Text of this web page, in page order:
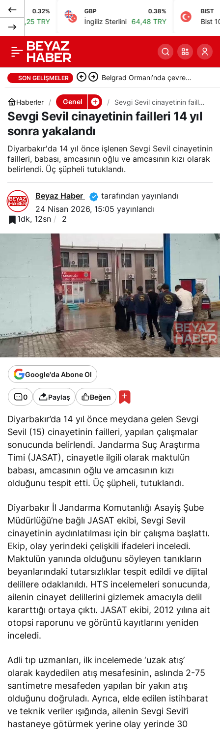
0.32% GBP
İngiliz Sterlini 64,48 TRY
BIST
Bist 100
SON GELIŞMELER Belgrad Ormanı’nda çevre
Haberler Genel
Sevgi Sevil cinayetinin failleri
14 yıl sonra yakalandı
Sevgi Sevil cinayetinin failleri 14 yıl
sonra yakalandı
Diyarbakır'da 14 yıl önce işlenen Sevgi Sevil cinayetinin
failleri, babası, amcasının oğlu ve amcasının kızı olarak
belirlendi. Üç şüpheli tutuklandı.
Beyaz Haber
tarafından yayınlandı
24 Nisan 2026, 15:05 yayınlandı
1dk, 12sn
2
Google'da Abone Ol
0 Paylaş Beğen
Diyarbakır’da 14 yıl önce meydana gelen Sevgi
Sevil (15) cinayetinin failleri, yapılan çalışmalar
sonucunda belirlendi. Jandarma Suç Araştırma
Timi (JASAT), cinayetle ilgili olarak maktulün
babası, amcasının oğlu ve amcasının kızı
olduğunu tespit etti. Üç şüpheli, tutuklandı.
Diyarbakır İl Jandarma Komutanlığı Asayiş Şube
Müdürlüğü’ne bağlı JASAT ekibi, Sevgi Sevil
cinayetinin aydınlatılması için bir çalışma başlattı.
Ekip, olay yerindeki çelişkili ifadeleri inceledi.
Maktulün yanında olduğunu söyleyen tanıkların
beyanlarındaki tutarsızlıklar tespit edildi ve dijital
delillere odaklanıldı. HTS incelemeleri sonucunda,
ailenin cinayet delillerini gizlemek amacıyla delil
kararttığı ortaya çıktı. JASAT ekibi, 2012 yılına ait
otopsi raporunu ve görüntü kayıtlarını yeniden
inceledi.
Adli tıp uzmanları, ilk incelemede ‘uzak atış’
olarak kaydedilen atış mesafesinin, aslında 2-75
santimetre mesafeden yapılan bir yakın atış
olduğunu doğruladı. Ayrıca, elde edilen istihbarat
ve teknik veriler ışığında, ailenin Sevgi Sevil’i
hastaneye götürmek yerine olay yerinde 30
Üsküdar Devlet
Hastanesi’nde rüşvet
alan doktorlara 12 yıla
kadar hapis talebi
0 Paylaş